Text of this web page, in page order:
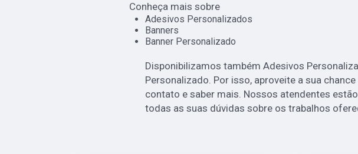
Conheça mais sobre
Adesivos Personalizados
Banners
Banner Personalizado
Disponibilizamos também Adesivos
Personalizado. Por isso, aproveite a sua
contato e saber mais. Nossos atendentes
todas as suas dúvidas sobre os trabalhos